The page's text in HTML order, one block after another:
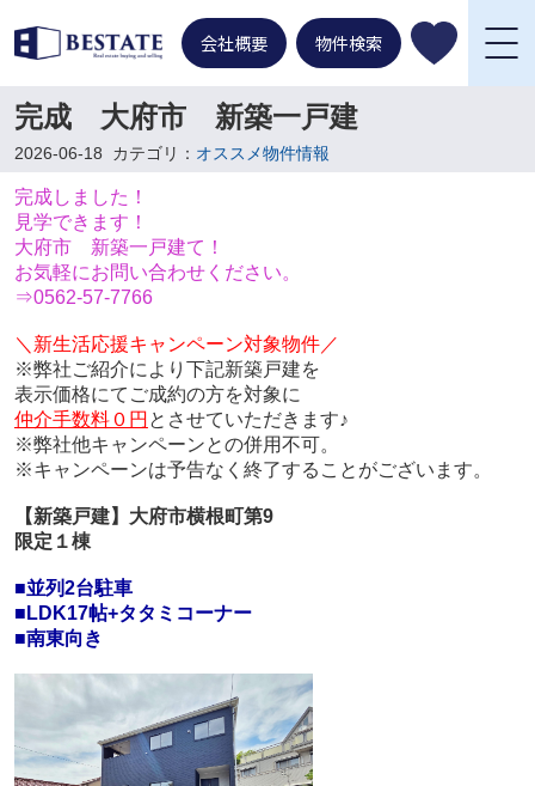
会社概要 物件検索
完成 大府市 新築一戸建
2026-06-18 カテゴリ： オススメ物件情報
完成しました！
見学できます！
大府市 新築一戸建て！
お気軽にお問い合わせください。
⇒0562-57-7766
＼新生活応援キャンペーン対象物件／
※弊社ご紹介により下記新築戸建を
表示価格にてご成約の方を対象に
仲介手数料０円 とさせていただきます♪
※弊社他キャンペーンとの併用不可。
※キャンペーンは予告なく終了することがございます。
【新築戸建】大府市横根町第9
限定１棟
■並列2台駐車
■LDK17帖+タタミコーナー
■南東向き